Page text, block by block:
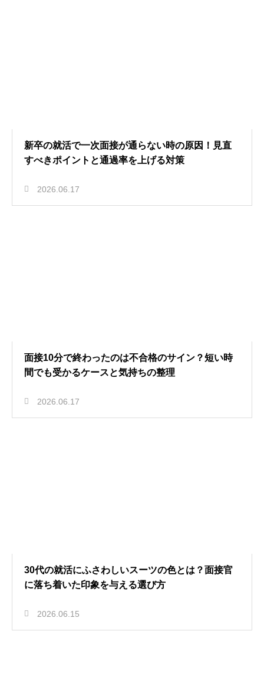
新卒の就活で一次面接が通らない時の原因！見直
すべきポイントと通過率を上げる対策
2026.06.17
面接10分で終わったのは不合格のサイン？短い時
間でも受かるケースと気持ちの整理
2026.06.17
30代の就活にふさわしいスーツの色とは？面接官
に落ち着いた印象を与える選び方
2026.06.15